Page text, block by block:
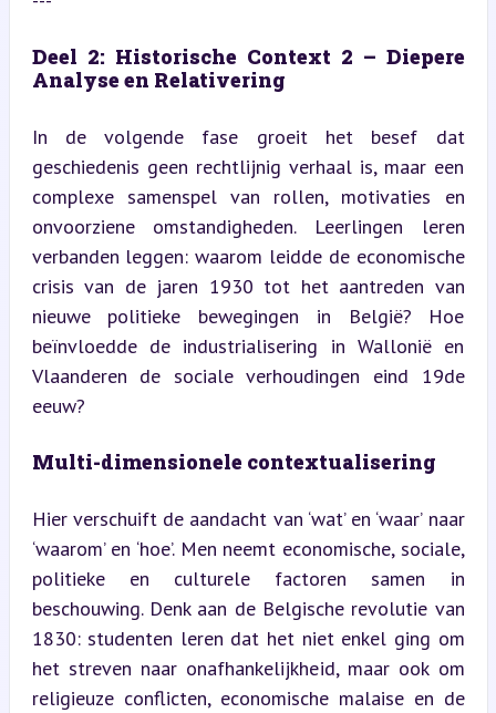
Deel 2: Historische Context 2 – Diepere
Analyse en Relativering
In de volgende fase groeit het besef dat
geschiedenis geen rechtlijnig verhaal is, maar een
complexe samenspel van rollen, motivaties en
onvoorziene omstandigheden. Leerlingen leren
verbanden leggen: waarom leidde de economische
crisis van de jaren 1930 tot het aantreden van
nieuwe politieke bewegingen in België? Hoe
beïnvloedde de industrialisering in Wallonië en
Vlaanderen de sociale verhoudingen eind 19de
eeuw?
Multi-dimensionele contextualisering
Hier verschuift de aandacht van ‘wat’ en ‘waar’ naar
‘waarom’ en ‘hoe’. Men neemt economische, sociale,
politieke en culturele factoren samen in
beschouwing. Denk aan de Belgische revolutie van
1830: studenten leren dat het niet enkel ging om
het streven naar onafhankelijkheid, maar ook om
religieuze conflicten, economische malaise en de